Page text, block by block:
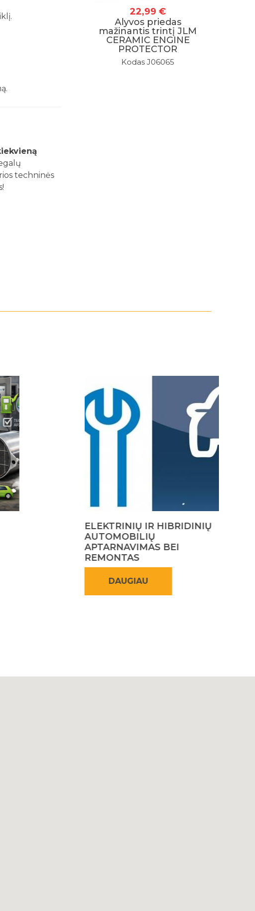
techninės
22,99 €
Alyvos priedas
mažinantis trintį JLM
CERAMIC ENGINE
PROTECTOR
Kodas J06065
ELEKTRINIŲ IR HIBRIDINIŲ
AUTOMOBILIŲ
APTARNAVIMAS BEI
REMONTAS
DAUGIAU